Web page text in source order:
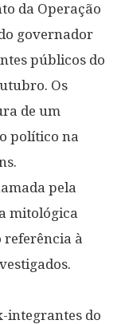
da Operação
governador
públicos do
Os
de um
político na
pela
mitológica
referência à
integrantes do